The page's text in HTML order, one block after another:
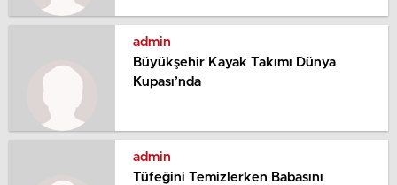
admin
Büyükşehir Kayak Takımı Dünya
Kupası’nda
admin
Tüfeğini Temizlerken Babasını